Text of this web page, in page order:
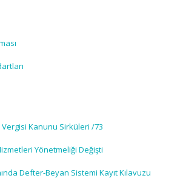
Vergisi Kanunu Sirküleri /73
Yönetmeliği Değişti
Defter-Beyan Sistemi Kayıt Kılavuzu